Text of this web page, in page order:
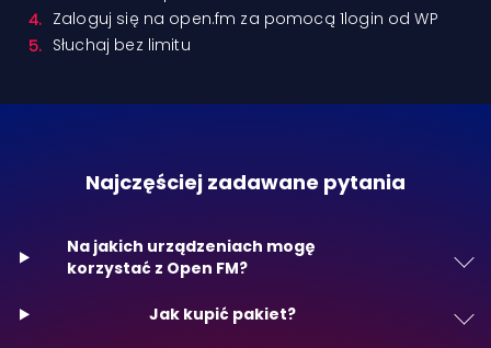
Zaloguj się na open.fm za pomocą 1login od WP
Słuchaj bez limitu
Najczęściej zadawane pytania
Na jakich urządzeniach mogę
korzystać z Open FM?
Jak kupić pakiet?